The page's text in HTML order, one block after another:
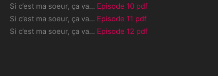
Si c’est ma soeur, ça va… Episode 10 pdf
Si c’est ma soeur, ça va… Episode 11 pdf
Si c’est ma soeur, ça va… Episode 12 pdf